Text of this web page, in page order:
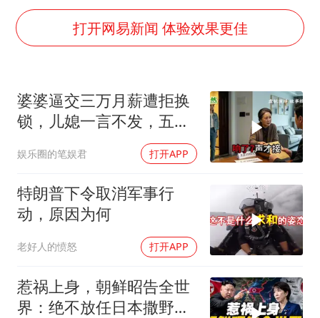
宇树王兴兴被问了360多个问题
全民健身事业高质量发展
唐田赛前发布会上引用《孙子兵法》
乐享全民健身 共筑健康中国
打开网易新闻 体验效果更佳
婆婆逼交三万月薪遭拒换
锁，儿媳一言不发，五天
娱乐圈的笔娱君 打开APP
特朗普下令取消军事行
动，原因为何
老好人的愤怒 打开APP
惹祸上身，朝鲜昭告全世
界：绝不放任日本撒野！